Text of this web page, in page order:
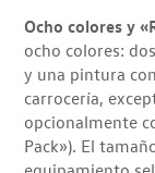
Ocho colores y
ocho colores:
y una pintura
carrocería,
opcionalmente
Pack»). El